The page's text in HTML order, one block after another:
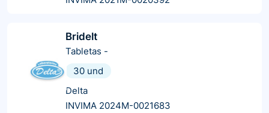
Bridelt
Tabletas -
30 und
Delta
INVIMA 2024M-0021683